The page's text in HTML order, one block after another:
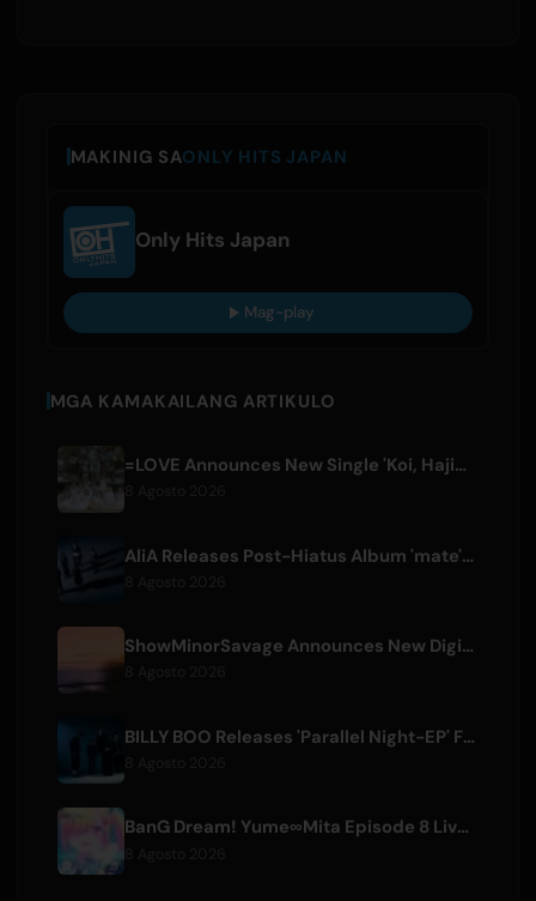
MAKINIG SAONLY HITS JAPAN
Only Hits Japan
Mag-play
MGA KAMAKAILANG ARTIKULO
=LOVE Announces New Single 'Koi, Hajimemashita.' and Tokyo Dome Concerts
AliA Releases Post-Hiatus Album 'mate', Announces Tokyo Live
ShowMinorSavage Announces New Digital Single 'Gradation'
BILLY BOO Releases 'Parallel Night-EP' Featuring TV Drama Theme Song
BanG Dream! Yume∞Mita Episode 8 Live Clip Released